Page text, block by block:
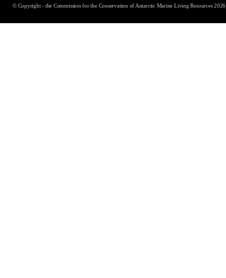
© Copyright - the Commission for the Conservation of Antarctic Marine Living Resources